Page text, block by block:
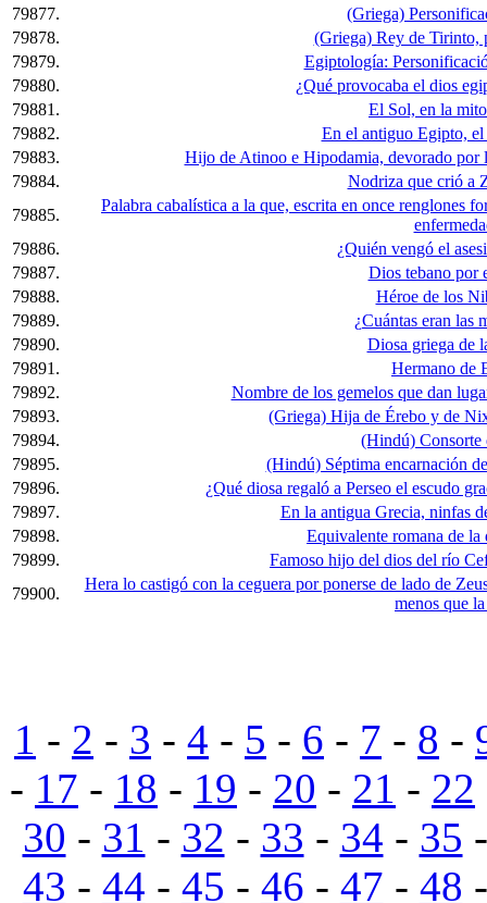
79877.
(Griega)
79878.
(Griega) Rey de Tirinto,
79879.
Egiptología:
79880.
¿Qué provocaba el dios
79881.
El Sol, en la
79882.
En el antiguo Egipto, el
79883.
Hijo de Atinoo e Hipodamia, devorado por
79884.
Nodriza que crió a
79885.
Palabra cabalística a la que, escrita en once renglones
79886.
¿Quién vengó el
79887.
Dios tebano por
79888.
Héroe de los
79889.
¿Cuántas eran las
79890.
Diosa griega de
79891.
Hermano de
79892.
Nombre de los gemelos que dan
79893.
(Griega) Hija de Érebo y de
79894.
(Hindú) Consorte
79895.
(Hindú) Séptima encarnación
79896.
¿Qué diosa regaló a Perseo el escudo
79897.
En la antigua Grecia, ninfas
79898.
Equivalente romana de la
79899.
Famoso hijo del dios del río
79900.
Hera lo castigó con la ceguera por ponerse de lado de
menos que
1 - 2 - 3 - 4 - 5 - 6 - 7 - 8 -
- 17 - 18 - 19 - 20 - 21 - 22
30 - 31 - 32 - 33 - 34 - 35
43 - 44 - 45 - 46 - 47 - 48